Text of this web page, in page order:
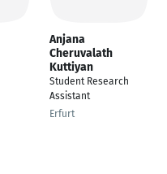
Anjana
Cheruvalath
Kuttiyan
Student Research
Assistant
Erfurt